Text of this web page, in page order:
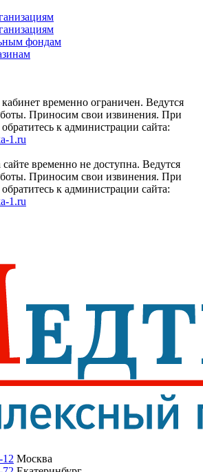
фондам
временно ограничен. Ведутся
Приносим свои извинения. При
к администрации сайта:
1.ru
сайте временно не доступна. Ведутся
Приносим свои извинения. При
к администрации сайта:
1.ru
12 Москва